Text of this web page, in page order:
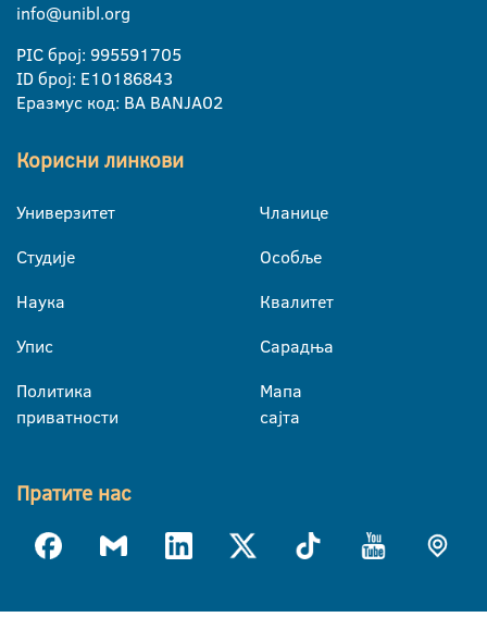
info@unibl.org
PIC број: 995591705
ID број: E10186843
Еразмус код: BA BANJA02
Корисни линкови
Универзитет
Студије
Наука
Упис
Политика
приватности
Чланице
Особље
Квалитет
Сарадња
Мапа
сајта
Пратите нас